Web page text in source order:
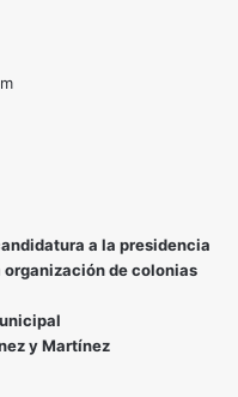
a la presidencia
organización de colonias
y Martínez